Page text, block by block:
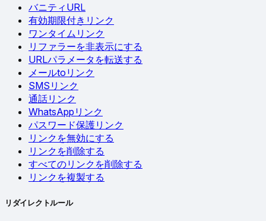
バニティURL
有効期限付きリンク
ワンタイムリンク
リファラーを非表示にする
URLパラメータを転送する
メールtoリンク
SMSリンク
通話リンク
WhatsAppリンク
パスワード保護リンク
リンクを無効にする
リンクを削除する
すべてのリンクを削除する
リンクを複製する
リダイレクトルール